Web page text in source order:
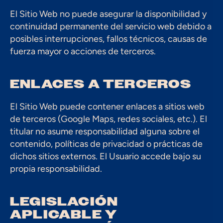
El Sitio Web no puede asegurar la disponibilidad y
continuidad permanente del servicio web debido a
posibles interrupciones, fallos técnicos, causas de
fuerza mayor o acciones de terceros.
ENLACES A TERCEROS
El Sitio Web puede contener enlaces a sitios web
de terceros (Google Maps, redes sociales, etc.). El
titular no asume responsabilidad alguna sobre el
contenido, políticas de privacidad o prácticas de
dichos sitios externos. El Usuario accede bajo su
propia responsabilidad.
LEGISLACIÓN
APLICABLE Y